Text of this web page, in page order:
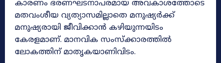
കാരണം ഭരണഘടനാപരമായ അവകാശത്തോടെ
മതവംശീയ വ്യത്യാസമില്ലാതെ മനുഷ്യർക്ക്
മനുഷ്യരായി ജീവിക്കാൻ കഴിയുന്നയിടം
കേരളമാണ്. മാനവിക സംസ്‌ക്കാരത്തിൽ
ലോകത്തിന് മാതൃകയാണിവിടം.